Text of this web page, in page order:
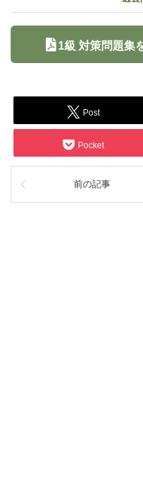
1級 対策問題集
Post
Pocket
前の記事